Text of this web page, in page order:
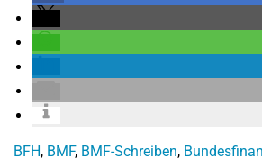
BFH, BMF, BMF-Schreiben,